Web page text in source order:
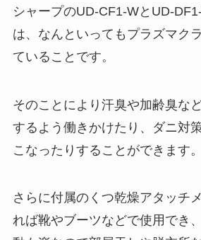
シャープのUD-CF1-WとUD-
は、なんといってもプラズマク
ていることです。
そのことにより汗臭や加齢臭な
するよう働きかけたり、ダニ対
こなったりすることができます。
さらに付属のくつ乾燥アタッチ
れば靴やブーツなどで使用でき